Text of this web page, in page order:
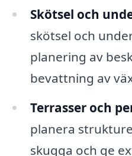
Skötsel och
skötsel och
planering av
bevattning av
Terrasser och
planera
skugga och ge